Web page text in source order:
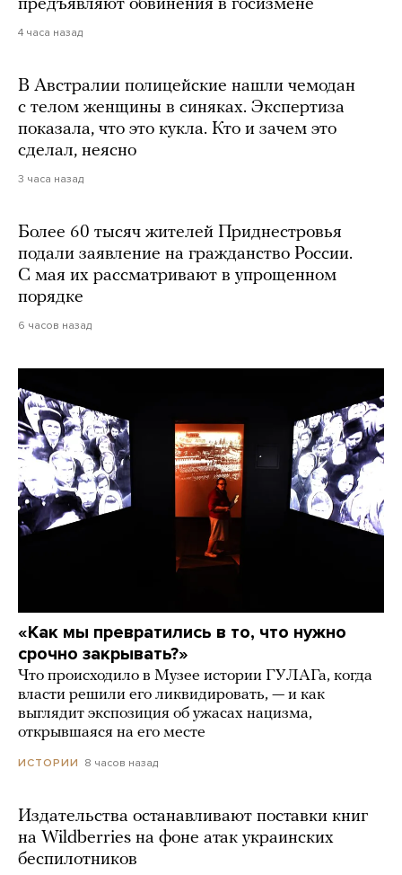
предъявляют обвинения в госизмене
4 часа назад
В Австралии полицейские нашли чемодан
с телом женщины в синяках. Экспертиза
показала, что это кукла. Кто и зачем это
сделал, неясно
3 часа назад
Более 60 тысяч жителей Приднестровья
подали заявление на гражданство России.
С мая их рассматривают в упрощенном
порядке
6 часов назад
«Как мы превратились в то, что нужно
срочно закрывать?»
Что происходило в Музее истории ГУЛАГа, когда
власти решили его ликвидировать, — и как
выглядит экспозиция об ужасах нацизма,
открывшаяся на его месте
ИСТОРИИ 8 часов назад
Издательства останавливают поставки книг
на Wildberries на фоне атак украинских
беспилотников